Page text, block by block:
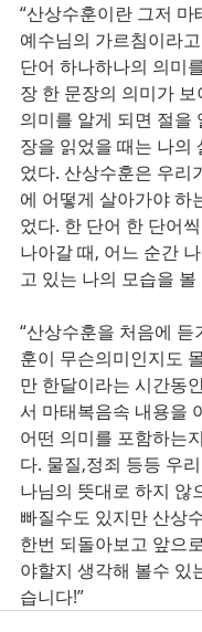
“산상수훈이란 그저
예수님의 가르침이라
단어 하나하나의 의미
장 한 문장의 의미가
의미를 알게 되면 절을
장을 읽었을 때는 나의
었다. 산상수훈은 우리
에 어떻게 살아가야 하
었다. 한 단어 한 단어
나아갈 때, 어느 순간
고 있는 나의 모습을 볼
“산상수훈을 처음에
훈이 무슨의미인지도
만 한달이라는 시간동
서 마태복음속 내용을
어떤 의미를 포함하는
다. 물질,정죄 등등 우
나님의 뜻대로 하지 않
빠질수도 있지만 산상
한번 되돌아보고 앞으
야할지 생각해 볼수 있
습니다!”